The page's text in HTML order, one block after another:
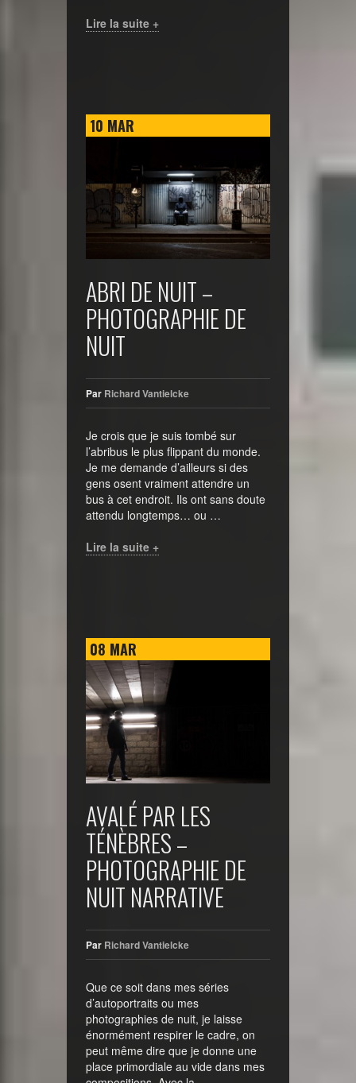
Lire la suite +
10 MAR
ABRI DE NUIT –
PHOTOGRAPHIE DE
NUIT
Par Richard Vantielcke
Je crois que je suis tombé sur
l’abribus le plus flippant du monde.
Je me demande d’ailleurs si des
gens osent vraiment attendre un
bus à cet endroit. Ils ont sans doute
attendu longtemps… ou …
Lire la suite +
08 MAR
AVALÉ PAR LES
TÉNÈBRES –
PHOTOGRAPHIE DE
NUIT NARRATIVE
Par Richard Vantielcke
Que ce soit dans mes séries
d’autoportraits ou mes
photographies de nuit, je laisse
énormément respirer le cadre, on
peut même dire que je donne une
place primordiale au vide dans mes